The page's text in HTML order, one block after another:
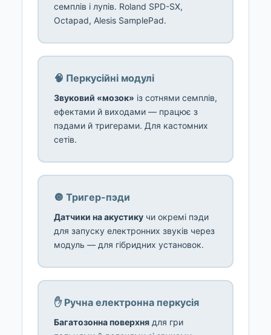
семплів і лупів. Roland SPD-SX,
Octapad, Alesis SamplePad.
🧠 Перкусійні модулі
Звуковий «мозок» із сотнями семплів,
ефектами й виходами — працює з
пэдами й тригерами. Для кастомних
сетів.
🔘 Тригер-пэди
Датчики на акустику чи окремі пэди
для запуску електронних звуків через
модуль — для гібридних установок.
✋ Ручна електронна перкусія
Багатозонна поверхня для гри